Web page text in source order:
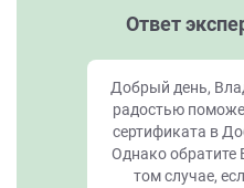
Ответ
Добрый день,
радостью
сертификата в
Однако обратите
том случае,